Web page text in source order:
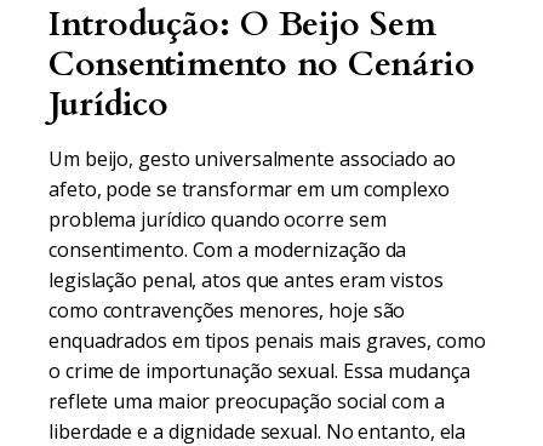
Introdução: O Beijo Sem
Consentimento no Cenário
Jurídico
Um beijo, gesto universalmente associado ao
afeto, pode se transformar em um complexo
problema jurídico quando ocorre sem
consentimento. Com a modernização da
legislação penal, atos que antes eram vistos
como contravenções menores, hoje são
enquadrados em tipos penais mais graves, como
o crime de importunação sexual. Essa mudança
reflete uma maior preocupação social com a
liberdade e a dignidade sexual. No entanto, ela